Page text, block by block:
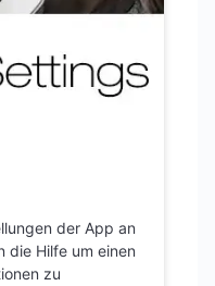
der App an
die Hilfe um einen
zu